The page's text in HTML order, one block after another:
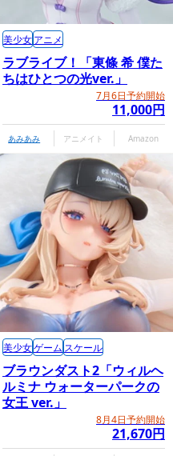
ラブライブ！「東條 希 僕た
ちはひとつの光ver.」
7月6日予約開始
11,000円
美少女アニメ
あみあみ アニメイト Amazon
ブラウンダスト2「ウィルヘ
ルミナ ウォーターパークの
女王 ver.」
8月4日予約開始
21,670円
美少女ゲーム スケール